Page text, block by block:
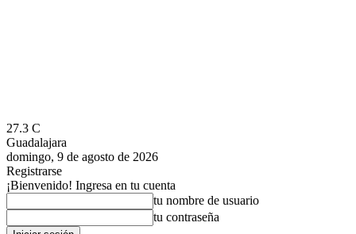
27.3 C
Guadalajara
domingo, 9 de agosto de 2026
Registrarse
¡Bienvenido! Ingresa en tu cuenta
tu nombre de usuario
tu contraseña